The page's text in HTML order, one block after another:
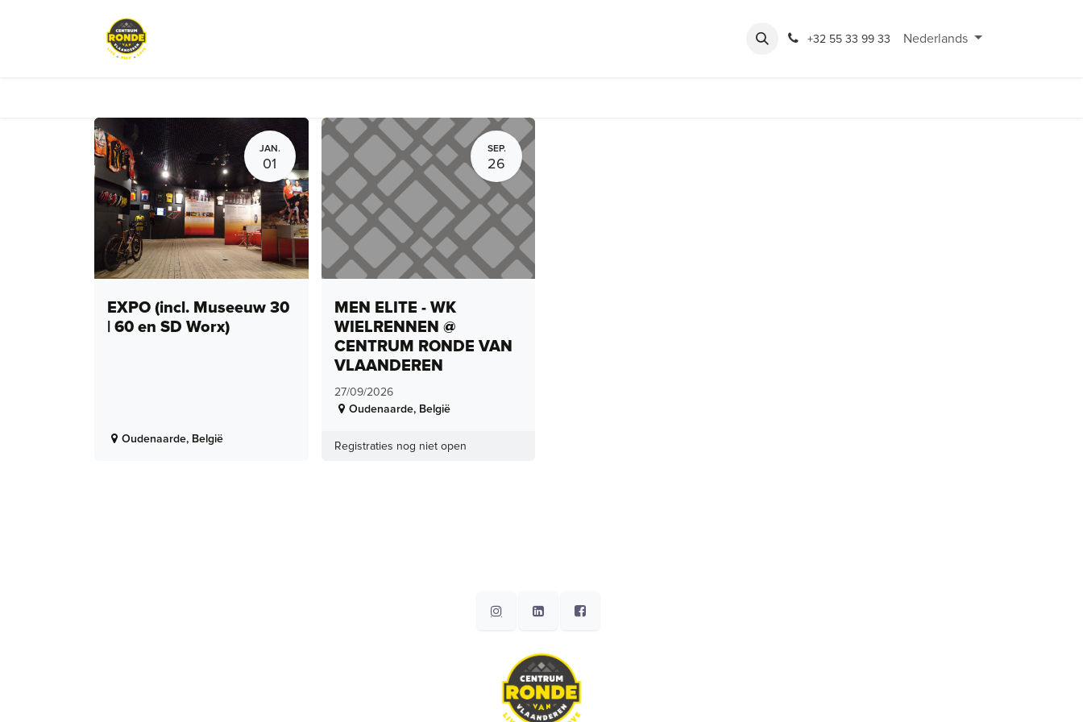
Rondeshop Contact en openingsuren
+32 55 33 99 33 Nederlands
JAN.
01
EXPO (incl. Museeuw 30
| 60 en SD Worx)
Oudenaarde, België
SEP.
26
MEN ELITE - WK
WIELRENNEN @
CENTRUM RONDE VAN
VLAANDEREN
27/09/2026
Oudenaarde, België
Registraties nog niet open